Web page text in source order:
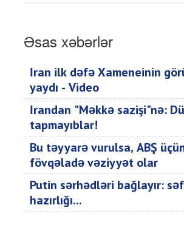
Əsas xəbərlər
İran ilk dəfə Xameneinin
yaydı - Video
İrandan "Məkkə sazişi"nə:
tapmayıblar!
Bu təyyarə vurulsa, ABŞ
fövqəladə vəziyyət olar
Putin sərhədləri bağlayır:
hazırlığı...